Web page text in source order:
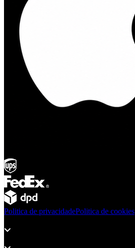
Politica de privacidadePolitica de cookies